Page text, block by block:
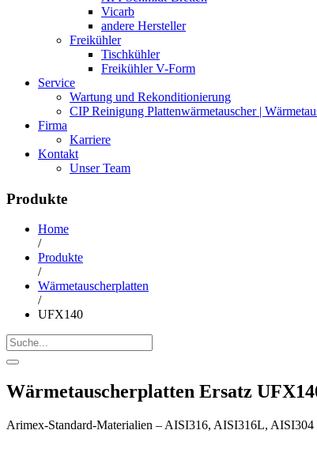
Vicarb
andere Hersteller
Freikühler
Tischkühler
Freikühler V-Form
Service
Wartung und Rekonditionierung
CIP Reinigung Plattenwärmetauscher |
Firma
Karriere
Kontakt
Unser Team
Produkte
Home
/
Produkte
/
Wärmetauscherplatten
/
UFX140
Wärmetauscherplatten Ersatz
Arimex-Standard-Materialien – AISI316, AISI316L, AISI304